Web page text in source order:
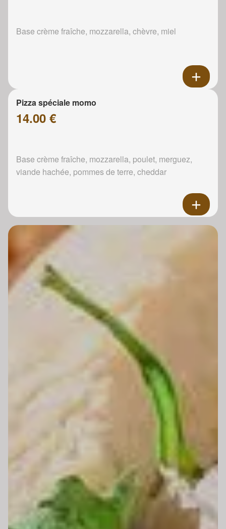
Base crème fraîche, mozzarella, chèvre, miel
Pizza spéciale momo
14.00 €
Base crème fraîche, mozzarella, poulet, merguez,
viande hachée, pommes de terre, cheddar